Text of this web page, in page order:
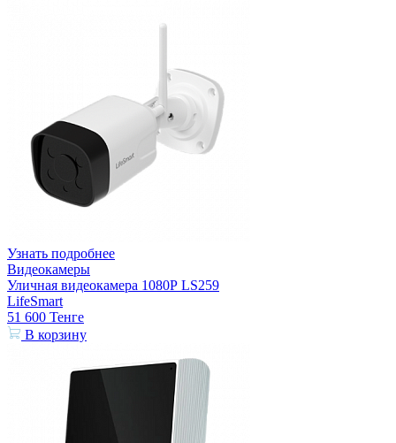
Узнать подробнее
Видеокамеры
Уличная видеокамера 1080Р LS259
LifeSmart
51 600 Тенге
В корзину